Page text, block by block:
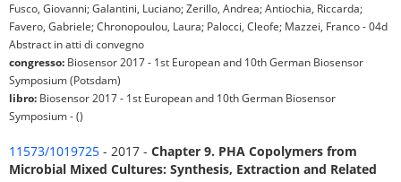
Fusco, Giovanni; Galantini, Luciano; Zerillo, Andrea; Antiochia, Riccarda;
Favero, Gabriele; Chronopoulou, Laura; Palocci, Cleofe; Mazzei, Franco - 04d
Abstract in atti di convegno
congresso: Biosensor 2017 - 1st European and 10th German Biosensor
Symposium (Potsdam)
libro: Biosensor 2017 - 1st European and 10th German Biosensor
Symposium - ()
11573/1019725 - 2017 - Chapter 9. PHA Copolymers from
Microbial Mixed Cultures: Synthesis, Extraction and Related